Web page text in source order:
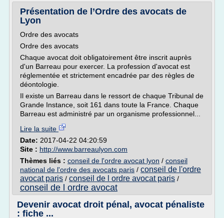
Présentation de l’Ordre des avocats de
Lyon
Ordre des avocats
Ordre des avocats
Chaque avocat doit obligatoirement être inscrit auprès
d'un Barreau pour exercer. La profession d'avocat est
réglementée et strictement encadrée par des règles de
déontologie.
Il existe un Barreau dans le ressort de chaque Tribunal de
Grande Instance, soit 161 dans toute la France. Chaque
Barreau est administré par un organisme professionnel...
Lire la suite
Date: 2017-04-22 04:20:59
Site : http://www.barreaulyon.com
Thèmes liés : conseil de l'ordre avocat lyon / conseil
national de l'ordre des avocats paris / conseil de l'ordre
avocat paris / conseil de l ordre avocat paris /
conseil de l ordre avocat
Devenir avocat droit pénal, avocat pénaliste
: fiche ...